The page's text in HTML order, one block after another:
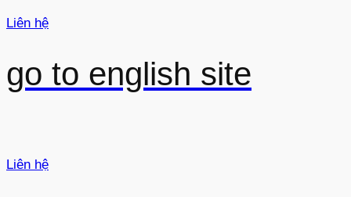
Liên hệ
go to english site
Liên hệ